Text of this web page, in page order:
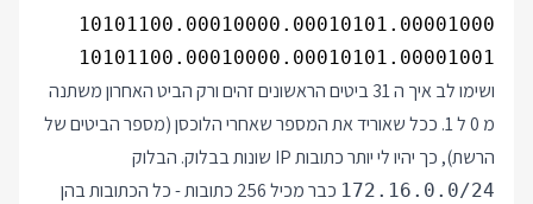
10101100.00010000.00010101.00001001
ושימו לב איך ה 31 ביטים הראשונים זהים ורק הביט האחרון משתנה
מ 0 ל 1. ככל שאוריד את המספר שאחרי הלוכסן (מספר הביטים של
הרשת), כך יהיו לי יותר כתובות IP שונות בבלוק. הבלוק
172.16.0.0/24
כבר מכיל 256 כתובות - כל הכתובות בהן